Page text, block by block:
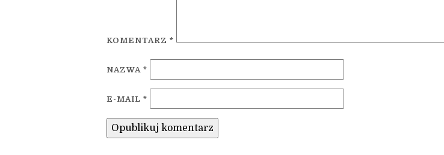
KOMENTARZ*
NAZWA*
E-MAIL*